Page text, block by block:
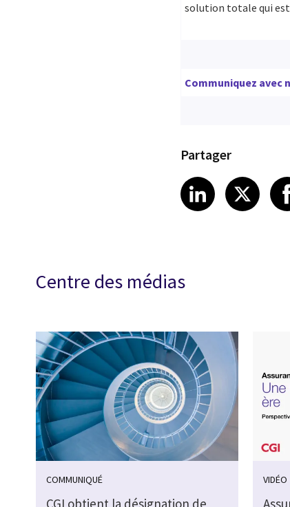
solution totale qui
Communiquez avec
Partager
ShareShare
X
Centre des médias
COMMUNIQUÉ VIDÉO